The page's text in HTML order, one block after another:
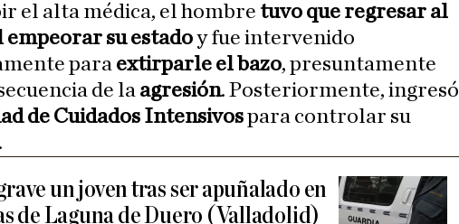
el alta médica, el hombre tuvo que regresar al
empeorar su estadoy fue intervenido
para extirparle el bazo, presuntamente
de la agresión. Posteriormente, ingresó
de Cuidados Intensivospara controlar su
un joven tras ser apuñalado en
de Laguna de Duero (Valladolid)